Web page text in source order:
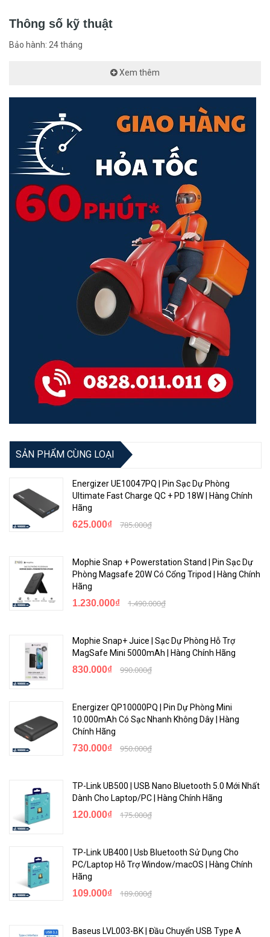
Thông số kỹ thuật
Bảo hành: 24 tháng
Xem thêm
SẢN PHẨM CÙNG LOẠI
Energizer UE10047PQ | Pin Sạc Dự Phòng
Ultimate Fast Charge QC + PD 18W | Hàng Chính
Hãng
625.000₫ 785.000₫
Mophie Snap + Powerstation Stand | Pin Sạc Dự
Phòng Magsafe 20W Có Cổng Tripod | Hàng Chính
Hãng
1.230.000₫ 1.490.000₫
Mophie Snap+ Juice | Sạc Dự Phòng Hỗ Trợ
MagSafe Mini 5000mAh | Hàng Chính Hãng
830.000₫ 990.000₫
Energizer QP10000PQ | Pin Dự Phòng Mini
10.000mAh Có Sạc Nhanh Không Dây | Hàng
Chính Hãng
730.000₫ 950.000₫
TP-Link UB500 | USB Nano Bluetooth 5.0 Mới Nhất
Dành Cho Laptop/PC | Hàng Chính Hãng
120.000₫ 175.000₫
TP-Link UB400 | Usb Bluetooth Sử Dụng Cho
PC/Laptop Hỗ Trợ Window/macOS | Hàng Chính
Hãng
109.000₫ 189.000₫
Baseus LVL003-BK | Đầu Chuyển USB Type A